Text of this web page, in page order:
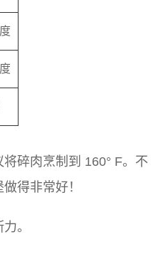
碎肉烹制到 160° F。不
得非常好！
。